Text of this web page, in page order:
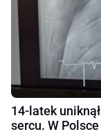
14-latek
sercu. W